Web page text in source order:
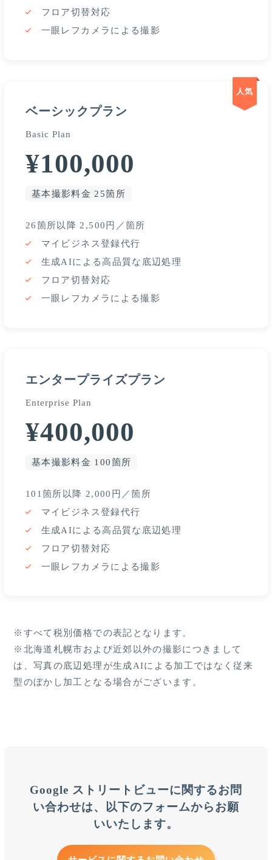
フロア切替対応
一眼レフカメラによる撮影
ベーシックプラン
Basic Plan
¥100,000
基本撮影料金 25箇所
26箇所以降 2,500円／箇所
マイビジネス登録代行
生成AIによる高品質な底辺処理
フロア切替対応
一眼レフカメラによる撮影
人気
エンタープライズプラン
Enterprise Plan
¥400,000
基本撮影料金 100箇所
101箇所以降 2,000円／箇所
マイビジネス登録代行
生成AIによる高品質な底辺処理
フロア切替対応
一眼レフカメラによる撮影
※すべて税別価格での表記となります。
※北海道札幌市および近郊以外の撮影につきまして
は、写真の底辺処理が生成AIによる加工ではなく従来
型のぼかし加工となる場合がございます。
Google ストリートビューに関するお問
い合わせは、以下のフォームからお願
いいたします。